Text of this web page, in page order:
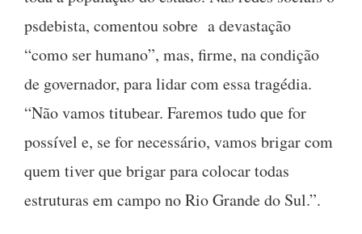
psdebista, comentou sobre a devastação
“como ser humano”, mas, firme, na condição
de governador, para lidar com essa tragédia.
“Não vamos titubear. Faremos tudo que for
possível e, se for necessário, vamos brigar com
quem tiver que brigar para colocar todas
estruturas em campo no Rio Grande do Sul.”.